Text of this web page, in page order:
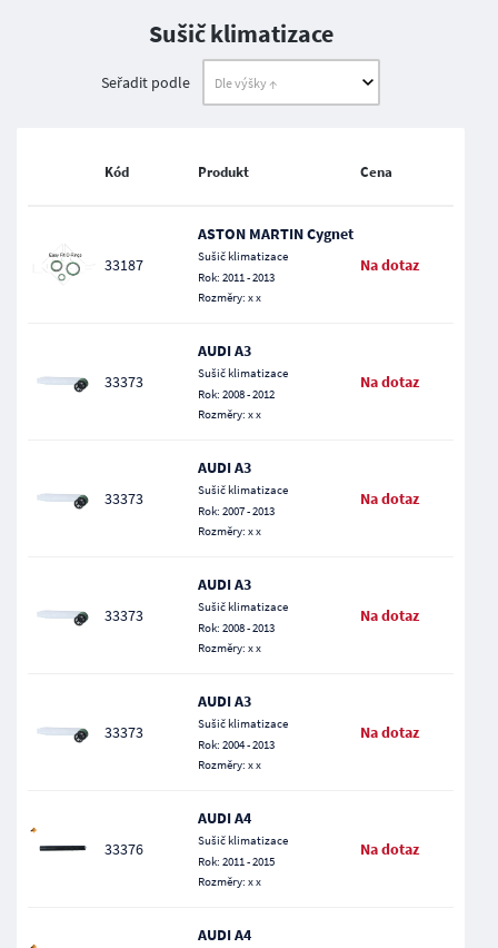
Sušič klimatizace
Seřadit podle
Kód Produkt Cena
33187
ASTON MARTIN Cygnet
Sušič klimatizace
Rok: 2011 - 2013
Rozměry: x x
Na dotaz
33373
AUDI A3
Sušič klimatizace
Rok: 2008 - 2012
Rozměry: x x
Na dotaz
33373
AUDI A3
Sušič klimatizace
Rok: 2007 - 2013
Rozměry: x x
Na dotaz
33373
AUDI A3
Sušič klimatizace
Rok: 2008 - 2013
Rozměry: x x
Na dotaz
33373
AUDI A3
Sušič klimatizace
Rok: 2004 - 2013
Rozměry: x x
Na dotaz
33376
AUDI A4
Sušič klimatizace
Rok: 2011 - 2015
Rozměry: x x
Na dotaz
AUDI A4